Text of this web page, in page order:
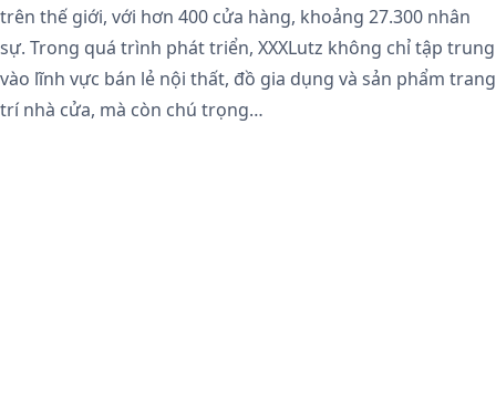
trên thế giới, với hơn 400 cửa hàng, khoảng 27.300 nhân
sự. Trong quá trình phát triển, XXXLutz không chỉ tập trung
vào lĩnh vực bán lẻ nội thất, đồ gia dụng và sản phẩm trang
trí nhà cửa, mà còn chú trọng…